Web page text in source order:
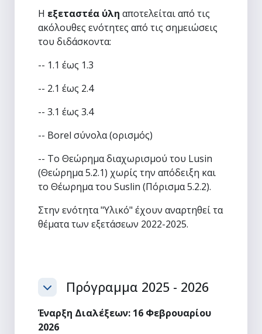
Η εξεταστέα ύλη αποτελείται από τις
ακόλουθες ενότητες από τις σημειώσεις
του διδάσκοντα:
-- 1.1 έως 1.3
-- 2.1 έως 2.4
-- 3.1 έως 3.4
-- Borel σύνολα (ορισμός)
-- Το Θεώρημα διαχωρισμού του Lusin
(Θεώρημα 5.2.1) χωρίς την απόδειξη και
το Θέωρημα του Suslin (Πόρισμα 5.2.2).
Στην ενότητα "Υλικό" έχουν αναρτηθεί τα
θέματα των εξετάσεων 2022-2025.
ΣύμπτυξηΠρόγραμμα 2025 - 2026
Έναρξη Διαλέξεων: 16 Φεβρουαρίου
2026